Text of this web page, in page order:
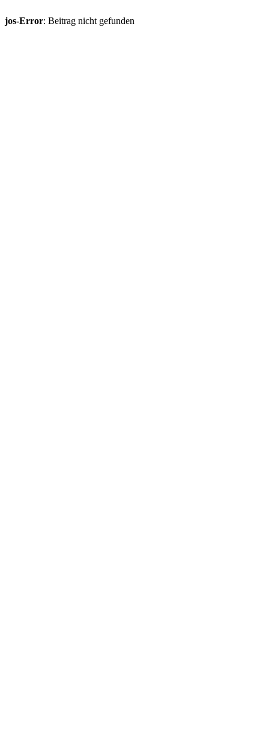
jos-Error: Beitrag nicht gefunden